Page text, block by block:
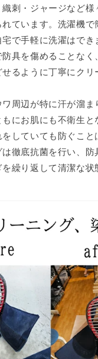
刺・ジャージなど様
ています。洗濯機で
宅で手軽に洗濯はでき
具を傷めることなく
るように丁寧にクリ
周辺が特に汗が溜ま
にお肌にも不衛生と
していても防ぐこと
徹底抗菌を行い、防
繰り返して清潔な状